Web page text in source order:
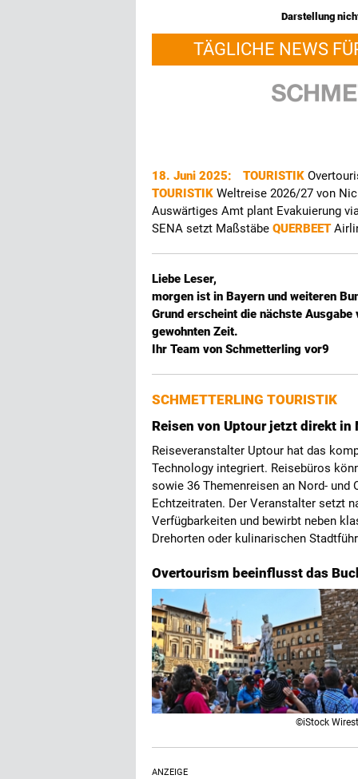
Darstellung
TÄGLICHE NEWS
18. Juni 2025: TOURISTIK
TOURISTIK Weltreise 2026/27 von
Auswärtiges Amt plant Evakuierung
SENA setzt Maßstäbe QUERBEET
Liebe Leser,
morgen ist in Bayern und weiteren
Grund erscheint die nächste
gewohnten Zeit.
Ihr Team von Schmetterling vor9
SCHMETTERLING TOURISTIK
Reisen von Uptour jetzt direkt in
Reiseveranstalter Uptour hat das
Technology integriert. Reisebüros
sowie 36 Themenreisen an Nord- und
Echtzeitraten. Der Veranstalter setzt
Verfügbarkeiten und bewirbt neben
Drehorten oder kulinarischen
Overtourism beeinflusst das
©iStock
ANZEIGE